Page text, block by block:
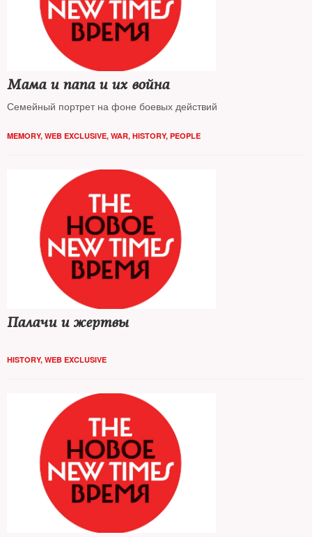
Мама и папа и их война
Семейный портрет на фоне боевых действий
MEMORY, WEB EXCLUSIVE, WAR, HISTORY, PEOPLE
Палачи и жертвы
HISTORY, WEB EXCLUSIVE